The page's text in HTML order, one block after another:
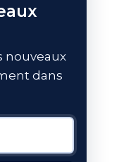
nouveaux
dans